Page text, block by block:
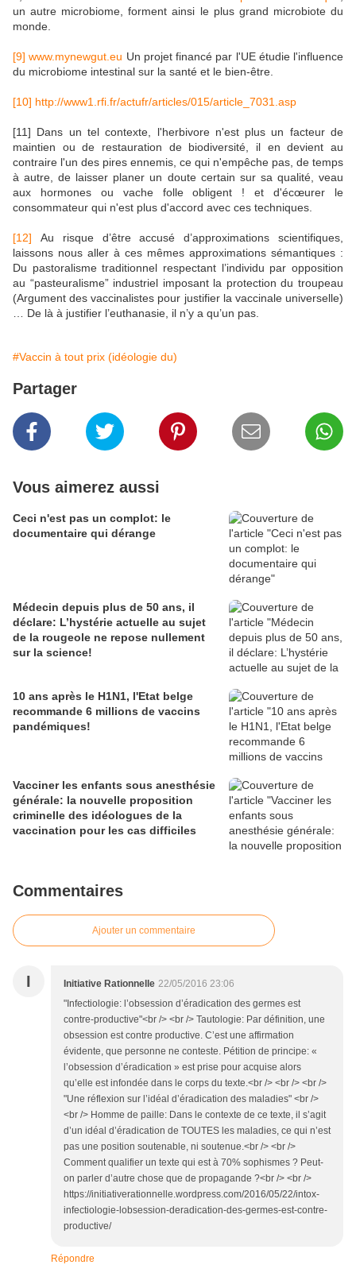
un autre microbiome, forment ainsi le plus grand microbiote du
monde.
[9] www.mynewgut.eu Un projet financé par l'UE étudie l'influence
du microbiome intestinal sur la santé et le bien-être.
[10] http://www1.rfi.fr/actufr/articles/015/article_7031.asp
[11] Dans un tel contexte, l'herbivore n'est plus un facteur de
maintien ou de restauration de biodiversité, il en devient au
contraire l'un des pires ennemis, ce qui n'empêche pas, de temps
à autre, de laisser planer un doute certain sur sa qualité, veau
aux hormones ou vache folle obligent ! et d'écœurer le
consommateur qui n'est plus d'accord avec ces techniques.
[12] Au risque d’être accusé d’approximations scientifiques,
laissons nous aller à ces mêmes approximations sémantiques :
Du pastoralisme traditionnel respectant l’individu par opposition
au “pasteuralisme” industriel imposant la protection du troupeau
(Argument des vaccinalistes pour justifier la vaccinale universelle)
… De là à justifier l’euthanasie, il n’y a qu’un pas.
#Vaccin à tout prix (idéologie du)
Partager
Vous aimerez aussi
Ceci n'est pas un complot: le
documentaire qui dérange
Médecin depuis plus de 50 ans, il
déclare: L’hystérie actuelle au sujet
de la rougeole ne repose nullement
sur la science!
10 ans après le H1N1, l'Etat belge
recommande 6 millions de vaccins
pandémiques!
Vacciner les enfants sous anesthésie
générale: la nouvelle proposition
criminelle des idéologues de la
vaccination pour les cas difficiles
Commentaires
Ajouter un commentaire
I Initiative Rationnelle 22/05/2016 23:06
"Infectiologie: l’obsession d’éradication des germes est
contre-productive"<br /> <br /> Tautologie: Par définition, une
obsession est contre productive. C’est une affirmation
évidente, que personne ne conteste. Pétition de principe: «
l’obsession d’éradication » est prise pour acquise alors
qu’elle est infondée dans le corps du texte.<br /> <br /> <br />
"Une réflexion sur l’idéal d’éradication des maladies" <br />
<br /> Homme de paille: Dans le contexte de ce texte, il s’agit
d’un idéal d’éradication de TOUTES les maladies, ce qui n’est
pas une position soutenable, ni soutenue.<br /> <br />
Comment qualifier un texte qui est à 70% sophismes ? Peut-
on parler d’autre chose que de propagande ?<br /> <br />
https://initiativerationnelle.wordpress.com/2016/05/22/intox-
infectiologie-lobsession-deradication-des-germes-est-contre-
productive/
Répondre